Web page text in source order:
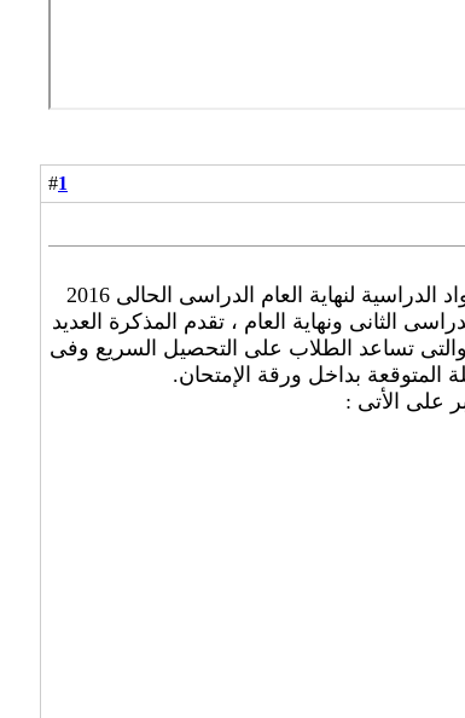
1
الإمتحانات على الأبواب ولحرصنا على مصلحة أبنائنا الطلاب نستعرض مذكرات المراجعة النهائية للمواد الدراسية لنهاية العام الدراسى الحالى 2016
الثانى ونهاية العام ، تقدم المذكرة العديد
تساعد الطلاب على التحصيل السريع وفى
بداخل ورقة الإمتحان.
على الأتى :